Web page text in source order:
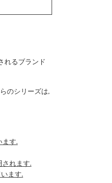
れるブランド
のシリーズは,
ます.
されます.
ます.